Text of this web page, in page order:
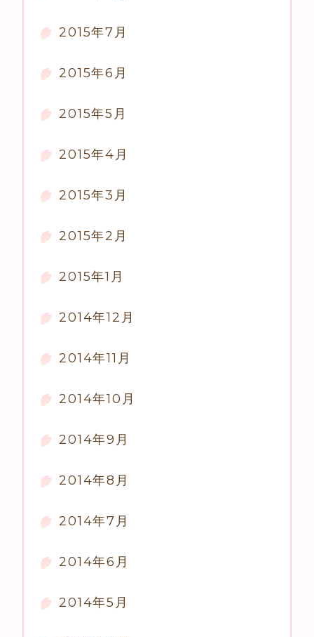
2015年7月
2015年6月
2015年5月
2015年4月
2015年3月
2015年2月
2015年1月
2014年12月
2014年11月
2014年10月
2014年9月
2014年8月
2014年7月
2014年6月
2014年5月